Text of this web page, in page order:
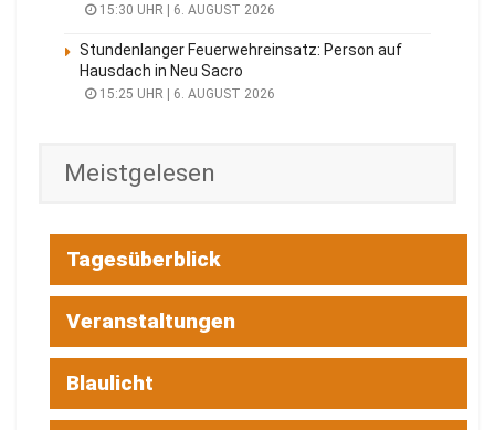
15:30 UHR | 6. AUGUST 2026
Stundenlanger Feuerwehreinsatz: Person auf
Hausdach in Neu Sacro
15:25 UHR | 6. AUGUST 2026
Meistgelesen
Tagesüberblick
Veranstaltungen
Blaulicht